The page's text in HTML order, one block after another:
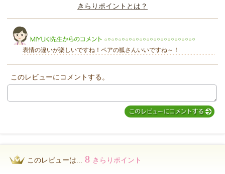
きらりポイントとは？
MIYUKI先生からのコメント
表情の違いが楽しいですね！ペアの狐さんいいですね～！
このレビューにコメントする。
このレビューは... 8 きらりポイント